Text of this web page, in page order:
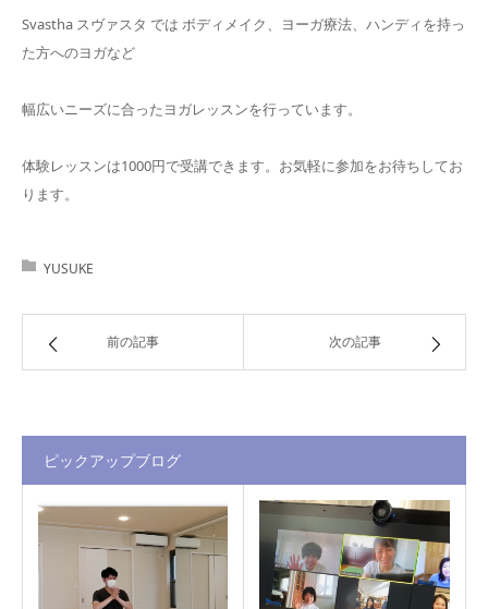
Svastha スヴァスタ では ボディメイク、ヨーガ療法、ハンディを持っ
た方へのヨガなど
幅広いニーズに合ったヨガレッスンを行っています。
体験レッスンは1000円で受講できます。お気軽に参加をお待ちしてお
ります。
YUSUKE
前の記事 次の記事
ピックアップブログ